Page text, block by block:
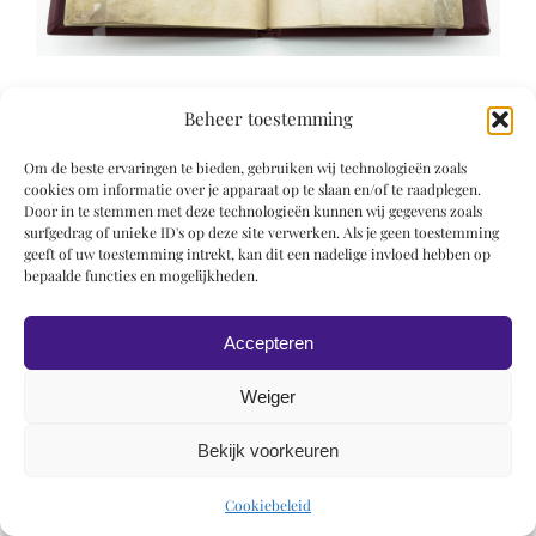
Beheer toestemming
Om de beste ervaringen te bieden, gebruiken wij technologieën zoals
cookies om informatie over je apparaat op te slaan en/of te raadplegen.
Door in te stemmen met deze technologieën kunnen wij gegevens zoals
surfgedrag of unieke ID's op deze site verwerken. Als je geen toestemming
geeft of uw toestemming intrekt, kan dit een nadelige invloed hebben op
bepaalde functies en mogelijkheden.
Accepteren
Weiger
Bekijk voorkeuren
Cookiebeleid
© 2019 Roel Wiechers | Powered byROCK Design